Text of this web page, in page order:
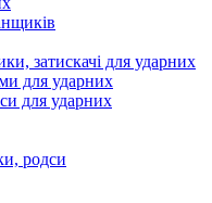
затискачі для ударних
для ударних
для ударних
родси